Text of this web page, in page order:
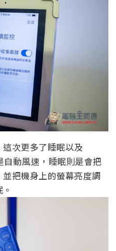
次更多了睡眠以及
動風速，睡眠則是會把
把機身上的螢幕亮度調